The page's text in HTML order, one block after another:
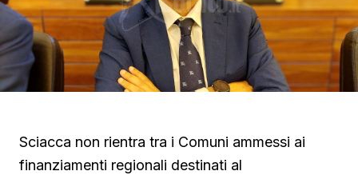
Sciacca non rientra tra i Comuni ammessi ai
finanziamenti regionali destinati al